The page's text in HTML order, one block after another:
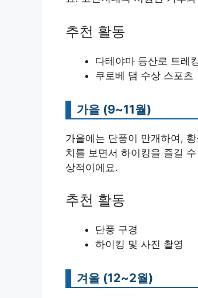
추천 활동
다테야마 등산로 트레
쿠로베 댐 수상 스포츠
가을 (9~11월)
가을에는 단풍이 만개하여,
치를 보면서 하이킹을 즐길
상적이에요.
추천 활동
단풍 구경
하이킹 및 사진 촬영
겨울 (12~2월)